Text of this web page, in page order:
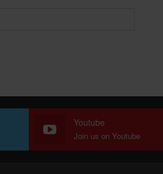
Youtube
Join us on Youtube